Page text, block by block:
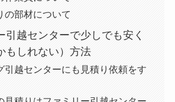
の部材について
引越センターで少しでも安く
もしれない）方法
引越センターにも見積り依頼をす